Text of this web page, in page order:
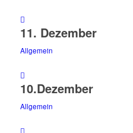
11. Dezember
Allgemein
10.Dezember
Allgemein